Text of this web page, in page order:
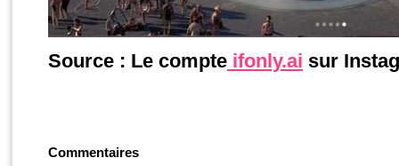
Source : Le compte ifonly.ai sur
Commentaires